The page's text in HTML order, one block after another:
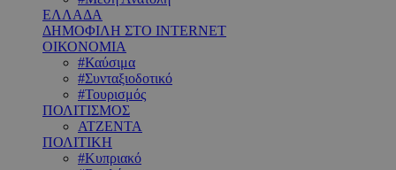
ΕΛΛΑΔΑ
ΔΗΜΟΦΙΛΗ ΣΤΟ INTERNET
ΟΙΚΟΝΟΜΙΑ
#Καύσιμα
#Συνταξιοδοτικό
#Τουρισμός
ΠΟΛΙΤΙΣΜΟΣ
ΑΤΖΕΝΤΑ
ΠΟΛΙΤΙΚΗ
#Κυπριακό